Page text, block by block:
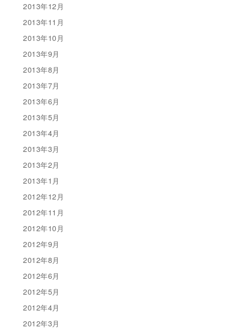
2013年12月
2013年11月
2013年10月
2013年9月
2013年8月
2013年7月
2013年6月
2013年5月
2013年4月
2013年3月
2013年2月
2013年1月
2012年12月
2012年11月
2012年10月
2012年9月
2012年8月
2012年6月
2012年5月
2012年4月
2012年3月